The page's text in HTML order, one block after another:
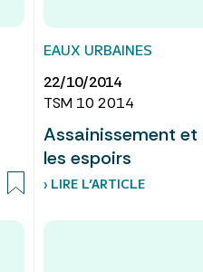
EAUX URBAINES
22/10/2014
TSM 10 2014
Assainissement
les espoirs
› LIRE L’ARTICLE